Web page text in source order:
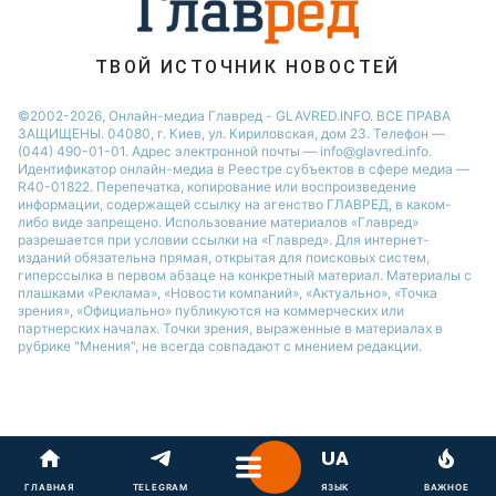
ТВОЙ ИСТОЧНИК НОВОСТЕЙ
©2002-2026, Онлайн-медиа Главред - GLAVRED.INFO. ВСЕ ПРАВА
ЗАЩИЩЕНЫ. 04080, г. Киев, ул. Кириловская, дом 23. Телефон —
(044) 490-01-01. Адрес электронной почты — info@glavred.info.
Идентификатор онлайн-медиа в Реестре cубъектов в сфере медиа —
R40-01822. Перепечатка, копирование или воспроизведение
информации, содержащей ссылку на агенство ГЛАВРЕД, в каком-
либо виде запрещено. Использование материалов «Главред»
разрешается при условии ссылки на «Главред». Для интернет-
изданий обязательна прямая, открытая для поисковых систем,
гиперссылка в первом абзаце на конкретный материал. Материалы с
плашками «Реклама», «Новости компаний», «Актуально», «Точка
зрения», «Официально» публикуются на коммерческих или
партнерских началах. Точки зрения, выраженные в материалах в
рубрике "Мнения", не всегда совпадают с мнением редакции.
ГЛАВНАЯ TELEGRAM ЯЗЫК ВАЖНОЕ